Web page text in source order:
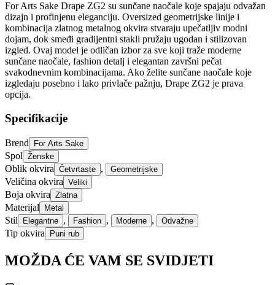
For Arts Sake Drape ZG2 su sunčane naočale koje spajaju odvažan
dizajn i profinjenu eleganciju. Oversized geometrijske linije i
kombinacija zlatnog metalnog okvira stvaraju upečatljiv modni
dojam, dok smeđi gradijentni stakli pružaju ugodan i stilizovan
izgled. Ovaj model je odličan izbor za sve koji traže moderne
sunčane naočale, fashion detalj i elegantan završni pečat
svakodnevnim kombinacijama. Ako želite sunčane naočale koje
izgledaju posebno i lako privlače pažnju, Drape ZG2 je prava
opcija.
Specifikacije
Brend For Arts Sake
Spol Ženske
Oblik okvira Četvrtaste , Geometrijske
Veličina okvira Veliki
Boja okvira Zlatna
Materijal Metal
Stil Elegantne , Fashion , Moderne , Odvažne
Tip okvira Puni rub
MOŽDA ĆE VAM SE SVIDJETI